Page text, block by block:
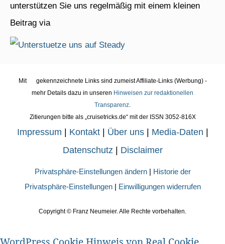
unterstützen Sie uns regelmäßig mit einem kleinen
Beitrag via
Mit
gekennzeichnete Links sind zumeist Affiliate-Links (Werbung) -
mehr Details dazu in unseren Hinweisen zur redaktionellen
Transparenz
Zitierungen bitte als „cruisetricks.de“ mit der ISSN 3052-816X
Impressum | Kontakt| Über uns| Media-Daten |
Datenschutz | Disclaimer
Privatsphäre-Einstellungen ändern| Historie der
Privatsphäre-Einstellungen| Einwilligungen widerrufen
Copyright © Franz Neumeier. Alle Rechte vorbehalten.